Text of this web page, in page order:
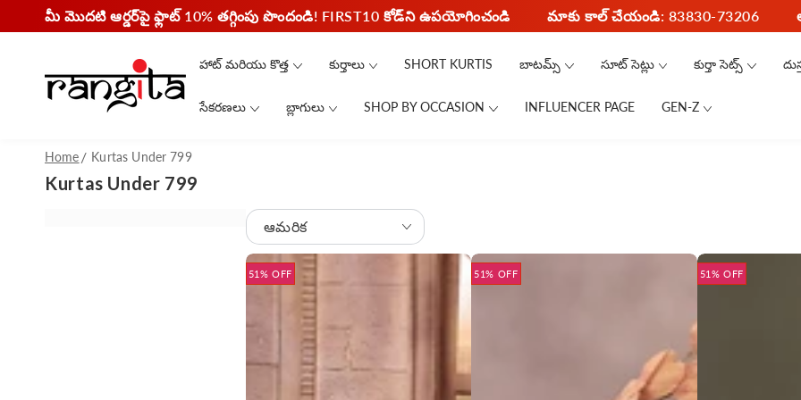
కంటెంట్‌కి దాటవేయండి
మీ మొదటి ఆర్డర్‌పై ఫ్లాట్ 10% తగ్గింపు పొందండి! FIRST10 కోడ్‌ని ఉపయోగించండి మాకు కాల్ చేయండి: 83830-73206
హాట్ మరియు కొత్త కుర్తాలు SHORT KURTIS బాటమ్స్ సూట్ సెట్లు కుర్తా సెట్స్
సేకరణలు బ్లాగులు SHOP BY OCCASION INFLUENCER PAGE GEN-Z
Home Kurtas Under 799
Kurtas Under 799
ఆమరిక
51% OFF 51% OFF 51% OFF